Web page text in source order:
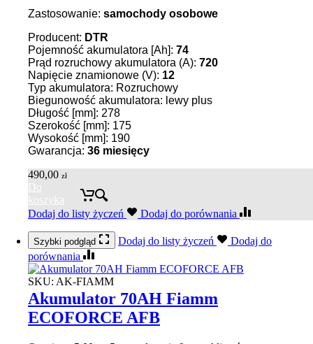
Zastosowanie: samochody osobowe
Producent: DTR
Pojemność akumulatora [Ah]: 74
Prąd rozruchowy akumulatora (A): 720
Napięcie znamionowe (V): 12
Typ akumulatora: Rozruchowy
Biegunowość akumulatora: lewy plus
Długość [mm]: 278
Szerokość [mm]: 175
Wysokość [mm]: 190
Gwarancja: 36 miesięcy
490,00 zł
Do
koszyka
Dodaj do listy życzeń
Dodaj do porównania
Szybki podgląd Dodaj do listy życzeń
Dodaj do
porównania
SKU: AK-FIAMM
Akumulator 70AH Fiamm
ECOFORCE AFB